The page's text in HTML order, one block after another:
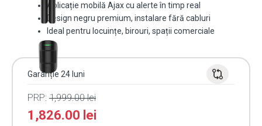
Aplicație mobilă Ajax cu alerte în timp real
Design negru premium, instalare fără cabluri
Ideal pentru locuințe, birouri, spații comerciale
Garanție 24 luni
PRP: 1,999.00lei
1,826.00 lei